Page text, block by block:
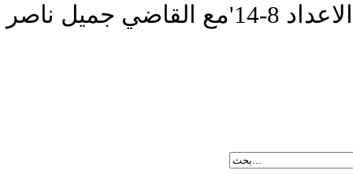
جميل ناصر